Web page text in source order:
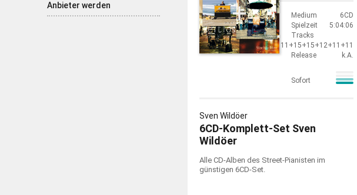
Anbieter werden
Medium
6CD
Spielzeit
5:04:06
Tracks
11+15+15+12+11+11
Release
k.A.
Sofort
Sven Wildöer
6CD-Komplett-Set Sven
Wildöer
Alle CD-Alben des Street-Pianisten im
günstigen 6CD-Set.